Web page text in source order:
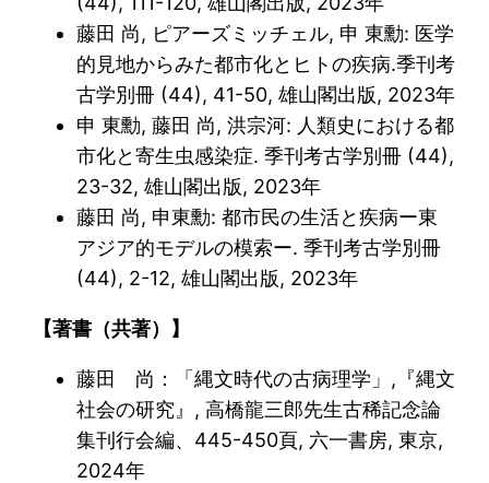
藤田 尚, ピアーズミッチェル, 申 東勳: 医学
的見地からみた都市化とヒトの疾病.季刊考
古学別冊 (44), 41-50, 雄山閣出版, 2023年
申 東勳, 藤田 尚, 洪宗河: 人類史における都
市化と寄生虫感染症. 季刊考古学別冊 (44),
23-32, 雄山閣出版, 2023年
藤田 尚, 申東勳: 都市民の生活と疾病ー東
アジア的モデルの模索ー. 季刊考古学別冊
(44), 2-12, 雄山閣出版, 2023年
【著書（共著）】
藤田 尚：「縄文時代の古病理学」,『縄文
社会の研究』, 高橋龍三郎先生古稀記念論
集刊行会編、445-450頁, 六一書房, 東京,
2024年